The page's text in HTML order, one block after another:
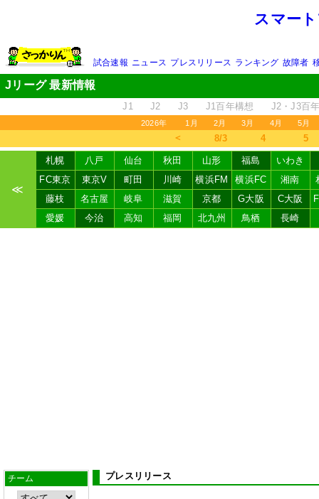
スマー
試合速報 ニュース プレスリリース ランキング 故障者
Jリーグ 最新情報
J1 J2 J3 J1百年構想 J2・J3百
2026年 1月 2月 3月 4月 5月
＜ 8/3 4 5
≪
札幌 八戸 仙台 秋田 山形 福島
いわき
FC東京
東京V 町田 川崎 横浜FM 横浜FC 湘南
藤枝
名古屋 岐阜 滋賀 京都 G大阪 C大阪
愛媛
今治 高知 福岡 北九州 鳥栖 長崎
チーム プレスリリース